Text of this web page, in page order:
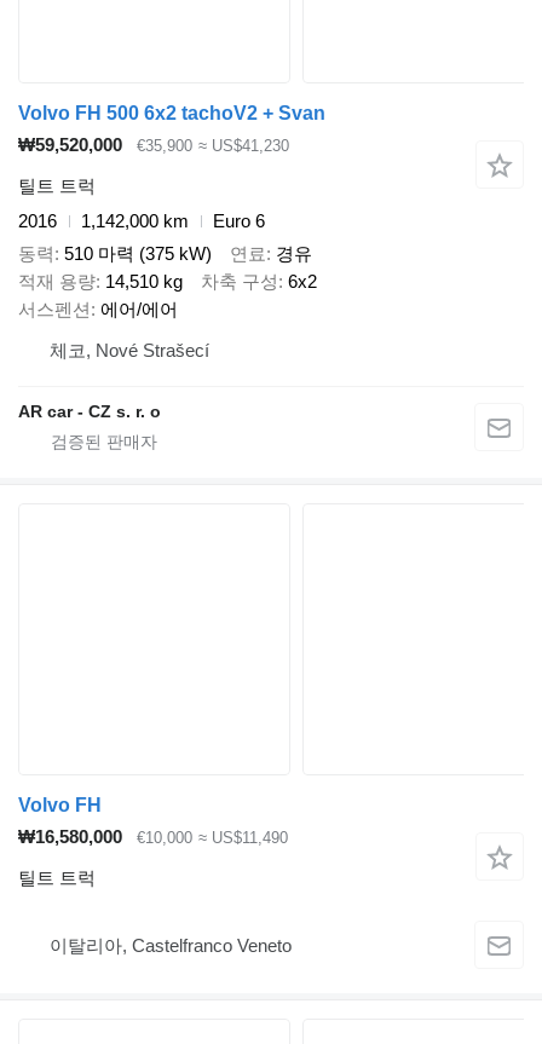
Volvo FH 500 6x2 tachoV2 + Svan
₩59,520,000
€35,900 ≈ US$41,230
틸트 트럭
2016
1,142,000 km
Euro 6
동력 510 마력 (375 kW) 연료
경유
적재 용량 14,510 kg 차축 구성 6x2
서스펜션 에어/에어
체코, Nové Strašecí
AR car - CZ s. r. o
Volvo FH
₩16,580,000
€10,000 ≈ US$11,490
틸트 트럭
이탈리아, Castelfranco Veneto